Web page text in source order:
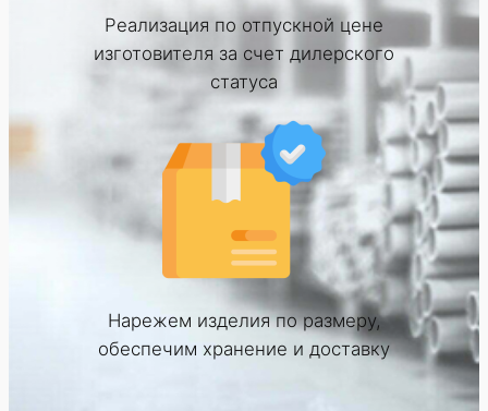
Реализация по отпускной цене
изготовителя за счет дилерского
статуса
Нарежем изделия по размеру,
обеспечим хранение и доставку